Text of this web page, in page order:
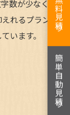
数が少なく
れるプラン
います。
無料見積り
簡単自動見積り